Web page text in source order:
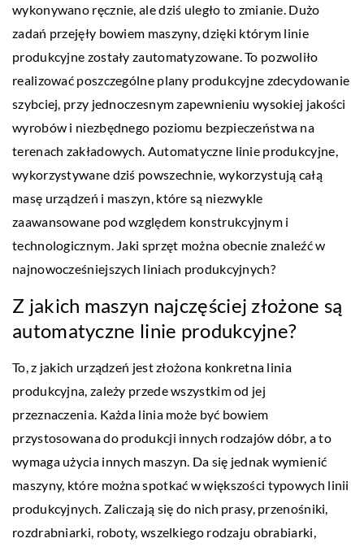
wykonywano ręcznie, ale dziś uległo to zmianie. Dużo
zadań przejęły bowiem maszyny, dzięki którym linie
produkcyjne zostały zautomatyzowane. To pozwoliło
realizować poszczególne plany produkcyjne zdecydowanie
szybciej, przy jednoczesnym zapewnieniu wysokiej jakości
wyrobów i niezbędnego poziomu bezpieczeństwa na
terenach zakładowych. Automatyczne linie produkcyjne,
wykorzystywane dziś powszechnie, wykorzystują całą
masę urządzeń i maszyn, które są niezwykle
zaawansowane pod względem konstrukcyjnym i
technologicznym. Jaki sprzęt można obecnie znaleźć w
najnowocześniejszych liniach produkcyjnych?
Z jakich maszyn najczęściej złożone są
automatyczne linie produkcyjne?
To, z jakich urządzeń jest złożona konkretna linia
produkcyjna, zależy przede wszystkim od jej
przeznaczenia. Każda linia może być bowiem
przystosowana do produkcji innych rodzajów dóbr, a to
wymaga użycia innych maszyn. Da się jednak wymienić
maszyny, które można spotkać w większości typowych linii
produkcyjnych. Zaliczają się do nich prasy, przenośniki,
rozdrabniarki, roboty, wszelkiego rodzaju obrabiarki,